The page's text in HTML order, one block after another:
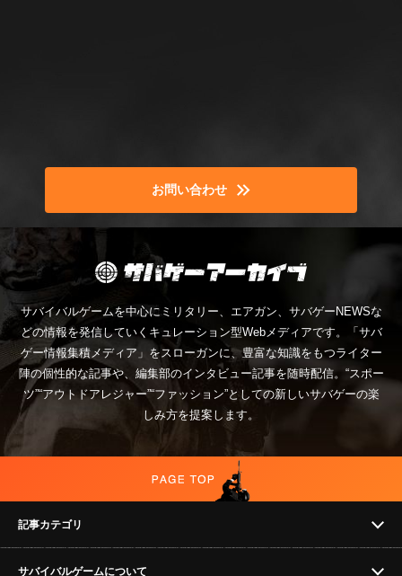
お問い合わせ
サバイバルゲームを中心にミリタリー、エアガン、サバゲーNEWSな
どの情報を発信していくキュレーション型Webメディアです。「サバ
ゲー情報集積メディア」をスローガンに、豊富な知識をもつライター
陣の個性的な記事や、編集部のインタビュー記事を随時配信。“スポー
ツ”“アウトドアレジャー”“ファッション”としての新しいサバゲーの楽
しみ方を提案します。
記事カテゴリ
NEWS
サバイバルゲームについて